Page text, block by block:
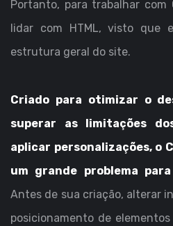
Portanto, para trabalhar com
lidar com HTML, visto que
estrutura geral do site.
Criado para otimizar o
superar as limitações
aplicar personalizações, o
um grande problema
Antes de sua criação, alterar
posicionamento de